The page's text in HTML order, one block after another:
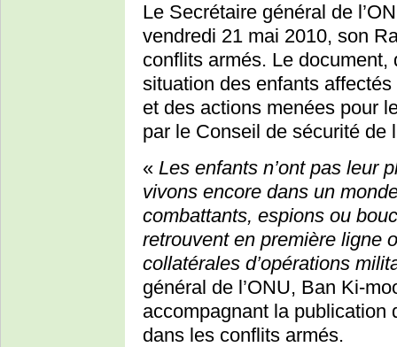
Le Secrétaire général de
vendredi 21 mai 2010, son
conflits armés. Le
situation des enfants
et des actions menées pour
par le Conseil de sécurité de
« Les enfants n’ont pas leur
vivons encore dans un
combattants, espions ou
retrouvent en première ligne
collatérales d’opérations
général de l’ONU, Ban Ki-
accompagnant la publication
dans les conflits armés.